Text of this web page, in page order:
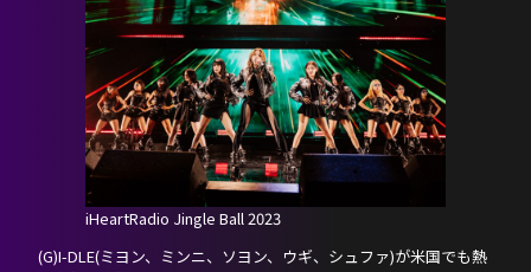
iHeartRadio Jingle Ball 2023
(G)I-DLE(ミヨン、ミンニ、ソヨン、ウギ、シュファ)が米国でも熱
HOME